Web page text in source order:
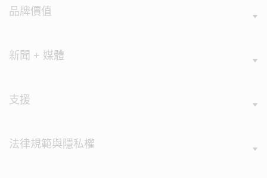
品牌價值
新聞 + 媒體
支援
法律規範與隱私權